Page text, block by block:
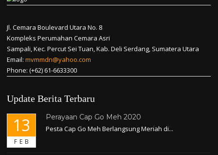
Jl. Cemara Boulevard Utara No. 8
Kompleks Perumahan Cemara Asri
Sampali, Kec. Percut Sei Tuan, Kab. Deli Serdang, Sumatera Utara
Email: mvmmdn@yahoo.com
Phone: (+62) 61-6633300
Update Berita Terbaru
13
FEB
Perayaan Cap Go Meh 2020
Pesta Cap Go Meh Berlangsung Meriah di...